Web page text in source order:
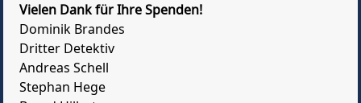
Vielen Dank für Ihre Spenden!
Dominik Brandes
Dritter Detektiv
Andreas Schell
Stephan Hege